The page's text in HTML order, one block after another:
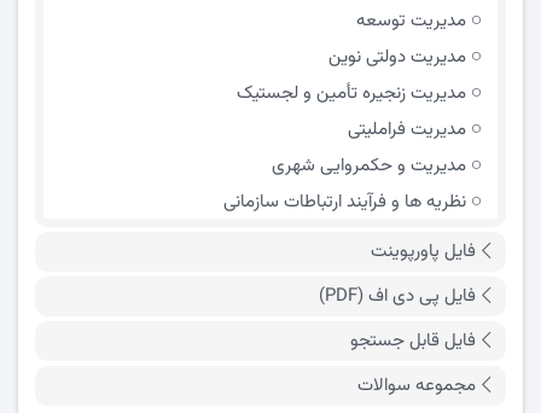
مدیریت توسعه
مدیریت دولتی نوین
مدیریت زنجیره تأمین و لجستیک
مدیریت فراملیتی
مدیریت و حکمروایی شهری
نظریه ها و فرآیند ارتباطات سازمانی
فایل پاورپوینت
فایل پی دی اف (PDF)
فایل قابل جستجو
مجموعه سوالات